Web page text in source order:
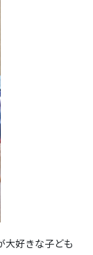
大好きな子ども